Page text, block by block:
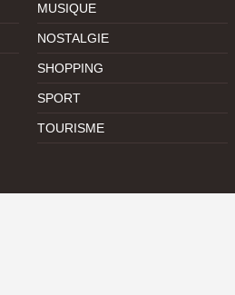
MUSIQUE
NOSTALGIE
SHOPPING
SPORT
TOURISME